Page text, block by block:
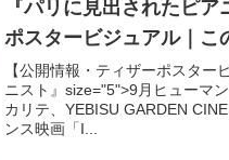
『パリに見出されたピ
ポスタービジュアル｜こ
【公開情報・ティザーポスタ
ニスト』size="5">9月ヒューマ
カリテ、YEBISU GARDEN
ンス映画「I...